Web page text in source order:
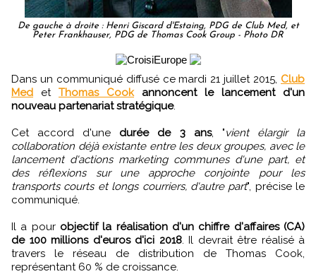
De gauche à droite : Henri Giscard d'Estaing, PDG de Club Med, et
Peter Frankhauser, PDG de Thomas Cook Group - Photo DR
Dans un communiqué diffusé ce mardi 21 juillet 2015, Club
Med et Thomas Cook
annoncent le lancement d'un
nouveau partenariat stratégique.
Cet accord d'une durée de 3 ans, "vient élargir la
collaboration déjà existante entre les deux groupes, avec le
lancement d'actions marketing communes d'une part, et
des réflexions sur une approche conjointe pour les
transports courts et longs courriers, d'autre part", précise le
communiqué.
Il a pour objectif la réalisation d'un chiffre d'affaires (CA)
de 100 millions d'euros d'ici 2018. Il devrait être réalisé à
travers le réseau de distribution de Thomas Cook,
représentant 60 % de croissance.